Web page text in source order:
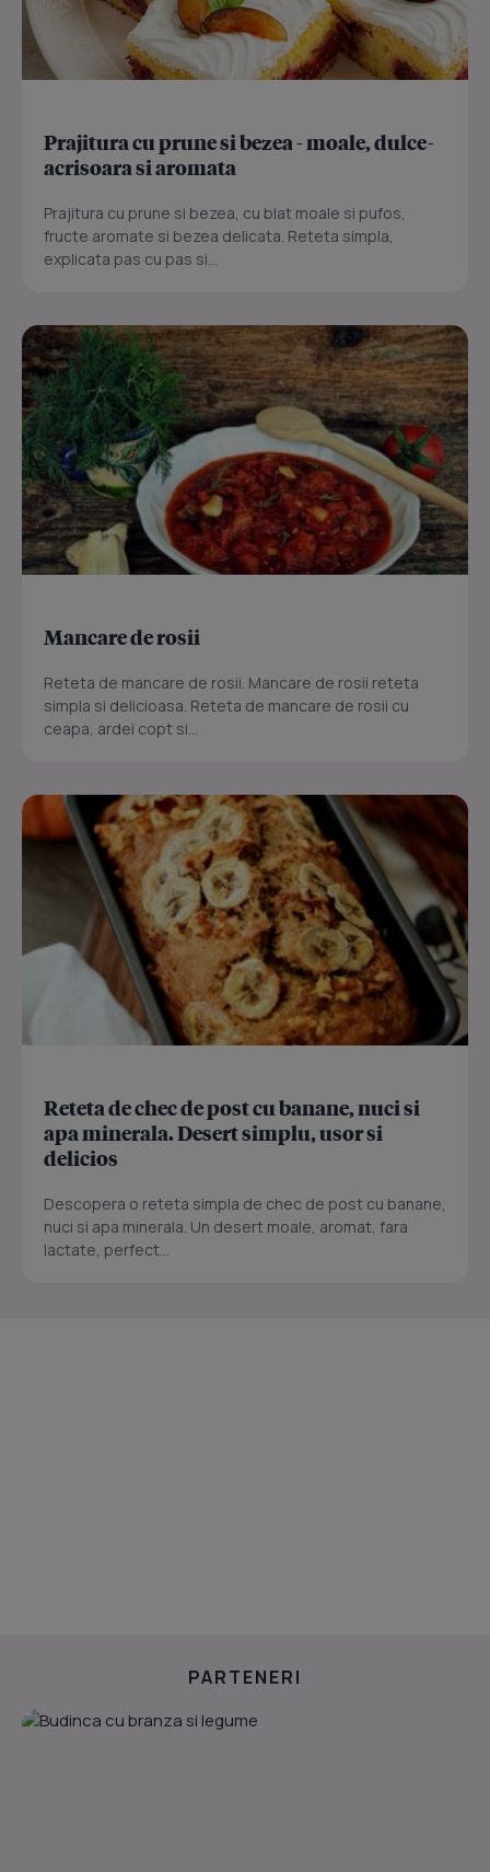
Prajitura cu prune si bezea - moale, dulce-
acrisoara si aromata
Prajitura cu prune si bezea, cu blat moale si pufos,
fructe aromate si bezea delicata. Reteta simpla,
explicata pas cu pas si...
Mancare de rosii
Reteta de mancare de rosii. Mancare de rosii reteta
simpla si delicioasa. Reteta de mancare de rosii cu
ceapa, ardei copt si...
Reteta de chec de post cu banane, nuci si
apa minerala. Desert simplu, usor si
delicios
Descopera o reteta simpla de chec de post cu banane,
nuci si apa minerala. Un desert moale, aromat, fara
lactate, perfect...
PARTENERI